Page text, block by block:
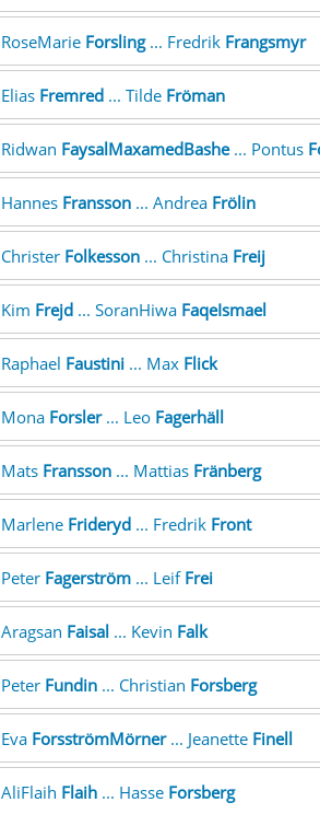
RoseMarie Forsling... Fredrik Frangsmyr
Elias Fremred... Tilde Fröman
Ridwan FaysalMaxamedBashe... Pontus
Hannes Fransson... Andrea Frölin
Christer Folkesson... Christina Freij
Kim Frejd... SoranHiwa FaqeIsmael
Raphael Faustini... Max Flick
Mona Forsler... Leo Fagerhäll
Mats Fransson... Mattias Fränberg
Marlene Frideryd... Fredrik Front
Peter Fagerström... Leif Frei
Aragsan Faisal ... Kevin Falk
Peter Fundin... Christian Forsberg
Eva ForsströmMörner... Jeanette Finell
AliFlaih Flaih... Hasse Forsberg